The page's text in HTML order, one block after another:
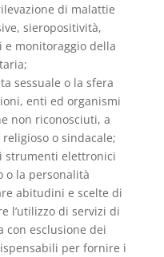
di malattie
sieropositività,
monitoraggio della
sessuale o la sfera
enti ed organismi
non riconosciuti, a
o sindacale;
strumenti elettronici
o la personalità
abitudini e scelte di
l’utilizzo di servizi di
con esclusione dei
per fornire i